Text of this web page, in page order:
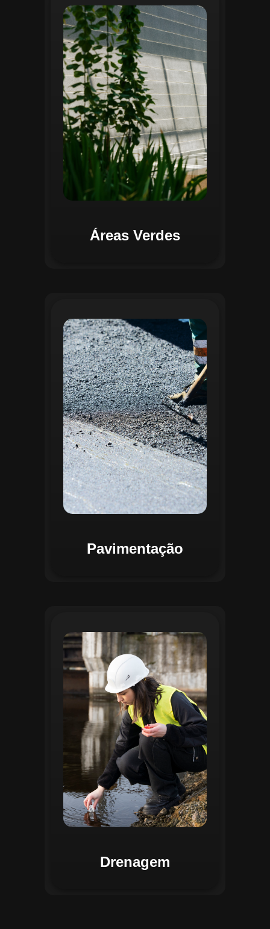
Áreas Verdes
O módulo de Gestão de Áreas Verdes do
Regente aplica tecnologias avançadas de
geoprocessamento para mapear e
monitorar espaços verdes, registrando
localização, tipo de vegetação e estado
de conservação. Ele organiza fluxos de
manutenção e garante que as atividades
sejam realizadas de forma eficiente e
programada. Relatórios analíticos ajudam
a avaliar ações realizadas, promovendo a
sustentabilidade e o uso estratégico do
espaço urbano.
Pavimentação
Na Gestão de Pavimentação, o Regente
oferece ferramentas para mapear, avaliar
e monitorar a infraestrutura viária. O
sistema permite registrar condições dos
pavimentos, identificar áreas críticas e
planejar ações de manutenção preventiva
e corretiva. Com o auxílio do
geoprocessamento, é possível gerar
mapas detalhados que facilitam a
priorização de intervenções, otimizando
recursos e assegurando maior
durabilidade das vias. Relatórios
personalizáveis garantem transparência e
suporte na tomada de decisões
estratégicas.
Drenagem
O módulo de Gestão de Drenagem do
Regente aplica o geoprocessamento para
mapear redes de drenagem subterrâneas
e superficiais. A plataforma permite
identificar pontos de alagamento, planejar
intervenções e monitorar a eficiência das
estruturas de drenagem. Com análises
baseadas em dados coletados, o sistema
contribui para o planejamento urbano
sustentável, reduzindo riscos de
enchentes e otimizando a alocação de
recursos. Relatórios visuais facilitam a
comunicação dos resultados e o
acompanhamento dos projetos de
melhoria.